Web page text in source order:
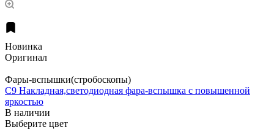
Новинка
Оригинал
Фары-вспышки(стробоскопы)
C9 Накладная,светодиодная фара-вспышка с повышенной
яркостью
В наличии
Выберите цвет